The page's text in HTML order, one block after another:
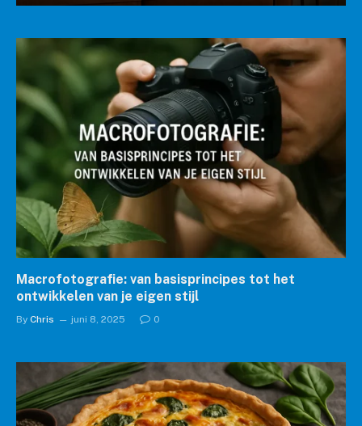
Macrofotografie: van basisprincipes tot het
ontwikkelen van je eigen stijl
By Chris juni 8, 2025 0